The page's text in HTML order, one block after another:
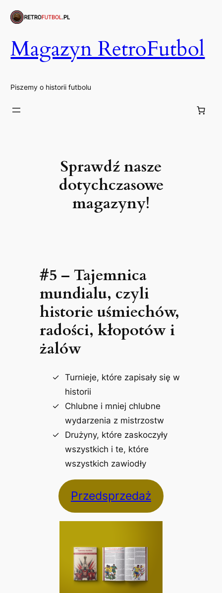
Przejdź
do
Magazyn RetroFutbol
Piszemy o historii futbolu
Sprawdź nasze
dotychczasowe
magazyny!
#5 – Tajemnica
mundialu, czyli
historie uśmiechów,
radości, kłopotów i
żalów
Turnieje, które zapisały się w
historii
Chlubne i mniej chlubne
wydarzenia z mistrzostw
Drużyny, które zaskoczyły
wszystkich i te, które
wszystkich zawiodły
Przedsprzedaż